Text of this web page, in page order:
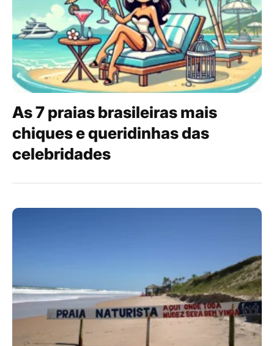
As 7 praias brasileiras mais
chiques e queridinhas das
celebridades